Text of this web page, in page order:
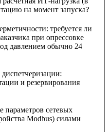
на момент запуска?
требуется ли
при опрессовке
давлением обычно 24
и резервирования
сетевых
Modbus) силами